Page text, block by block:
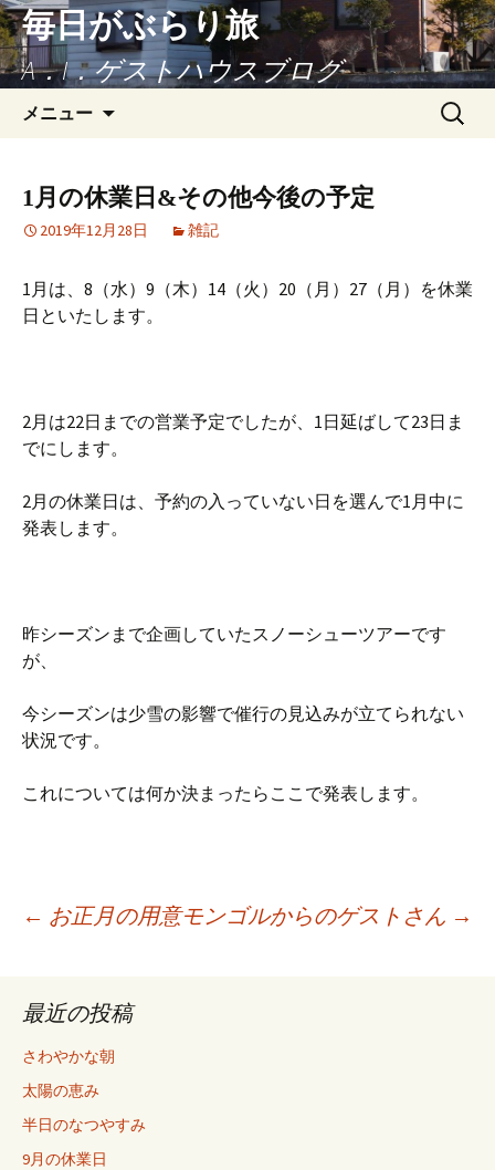
毎日がぶらり旅
A．I．ゲストハウスブログ
メニュー
検
1月の休業日&その他今後の予定
2019年12月28日 雑記
1月は、8（水）9（木）14（火）20（月）27（月）を休業
日といたします。
2月は22日までの営業予定でしたが、1日延ばして23日ま
でにします。
2月の休業日は、予約の入っていない日を選んで1月中に
発表します。
昨シーズンまで企画していたスノーシューツアーです
が、
今シーズンは少雪の影響で催行の見込みが立てられない
状況です。
これについては何か決まったらここで発表します。
← お正月の用意モンゴルからのゲストさん →
最近の投稿
さわやかな朝
太陽の恵み
半日のなつやすみ
9月の休業日